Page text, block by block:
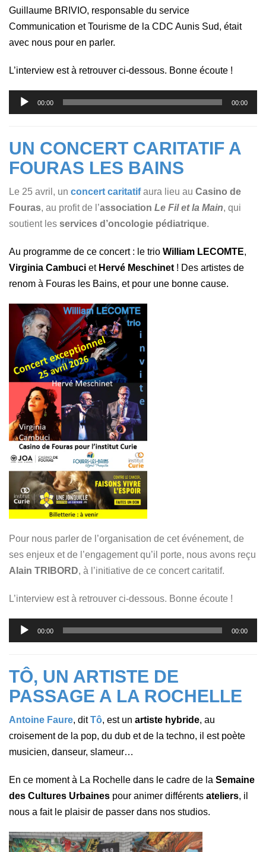
Guillaume BRIVIO, responsable du service
Communication et Tourisme de la CDC Aunis Sud, était
avec nous pour en parler.
L’interview est à retrouver ci-dessous. Bonne écoute !
Lecteur
audio
00:00 00:00
UN CONCERT CARITATIF A
FOURAS LES BAINS
Le 25 avril, un concert caritatifaura lieu au Casino de
Fouras, au profit de l’association Le Fil et la Main, qui
soutient les services d’oncologie pédiatrique.
Au programme de ce concert : le trio William LECOMTE,
Virginia Cambuci et Hervé Meschinet ! Des artistes de
renom à Fouras les Bains, et pour une bonne cause.
Pour nous parler de l’organisation de cet événement, de
ses enjeux et de l’engagement qu’il porte, nous avons reçu
Alain TRIBORD, à l’initiative de ce concert caritatif.
L’interview est à retrouver ci-dessous. Bonne écoute !
Lecteur
audio
00:00 00:00
TÔ, UN ARTISTE DE
PASSAGE A LA ROCHELLE
Antoine Faure, ditTô, est un artiste hybride, au
croisement de la pop, du dub et de la techno, il est poète
musicien, danseur, slameur…
En ce moment à La Rochelle dans le cadre de la Semaine
des Cultures Urbaines pour animer différents ateliers, il
nous a fait le plaisir de passer dans nos studios.